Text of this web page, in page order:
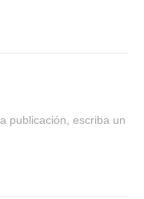
publicación, escriba un